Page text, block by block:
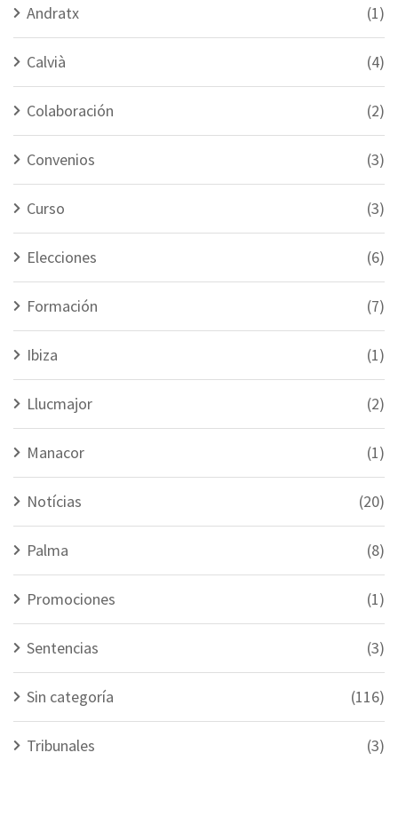
Andratx (1)
Calvià (4)
Colaboración (2)
Convenios (3)
Curso (3)
Elecciones (6)
Formación (7)
Ibiza (1)
Llucmajor (2)
Manacor (1)
Notícias (20)
Palma (8)
Promociones (1)
Sentencias (3)
Sin categoría (116)
Tribunales (3)